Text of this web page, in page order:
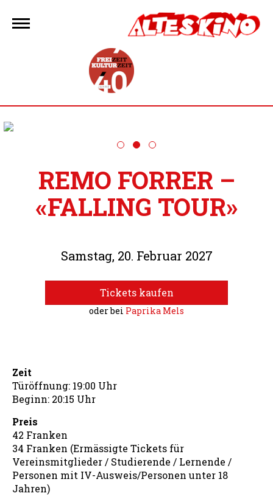
Inhalt
springen
REMO FORRER –
«FALLING TOUR»
Samstag, 20. Februar 2027
Tickets kaufen
oder bei Paprika Mels
Zeit
Türöffnung: 19:00 Uhr
Beginn: 20:15 Uhr
Preis
42 Franken
34 Franken (Ermässigte Tickets für
Vereinsmitglieder / Studierende / Lernende /
Personen mit IV-Ausweis/Personen unter 18
Jahren)